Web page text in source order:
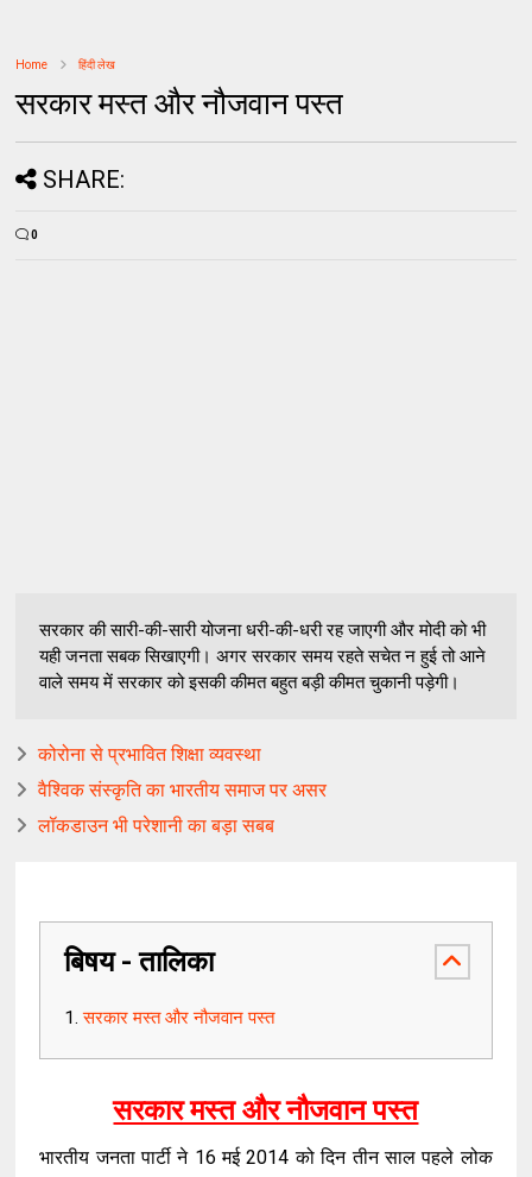
Home हिंदी लेख
सरकार मस्त और नौजवान पस्त
SHARE:
0
सरकार की सारी-की-सारी योजना धरी-की-धरी रह जाएगी और मोदी को भी
यही जनता सबक सिखाएगी। अगर सरकार समय रहते सचेत न हुई तो आने
वाले समय में सरकार को इसकी कीमत बहुत बड़ी कीमत चुकानी पड़ेगी।
कोरोना से प्रभावित शिक्षा व्यवस्था
वैश्विक संस्कृति का भारतीय समाज पर असर
लॉकडाउन भी परेशानी का बड़ा सबब
बिषय - तालिका
सरकार मस्त और नौजवान पस्त
सरकार मस्त और नौजवान पस्त
भारतीय जनता पार्टी ने 16 मई 2014 को दिन तीन साल पहले लोक